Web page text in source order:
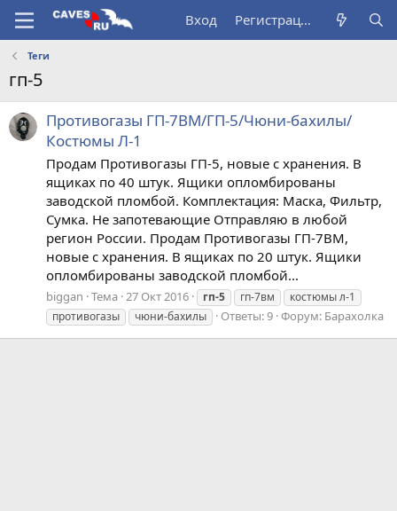
Вход Регистрация
Теги
гп-5
Противогазы ГП-7ВМ/ГП-5/Чюни-бахилы/
Костюмы Л-1
Продам Противогазы ГП-5, новые с хранения. В
ящиках по 40 штук. Ящики опломбированы
заводской пломбой. Комплектация: Маска, Фильтр,
Сумка. Не запотевающие Отправляю в любой
регион России. Продам Противогазы ГП-7ВМ,
новые с хранения. В ящиках по 20 штук. Ящики
опломбированы заводской пломбой...
biggan Тема 27 Окт 2016 гп-5 гп-7вм
костюмы л-1
противогазы
чюни-бахилы Ответы: 9 Форум: Барахолка